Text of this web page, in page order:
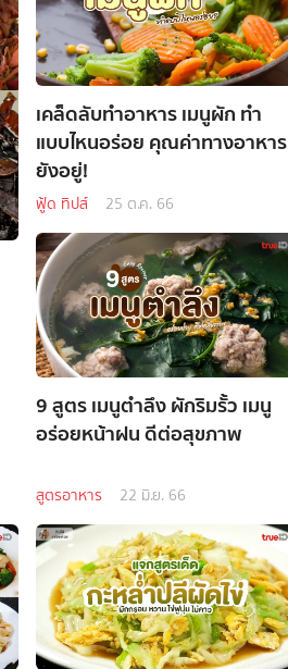
เคล็ดลับทำอาหาร เมนูผัก ทำ
แบบไหนอร่อย คุณค่าทางอาหาร
ยังอยู่!
ฟู้ด ทิปส์ 25 ต.ค. 66
9 สูตร เมนูตำลึง ผักริมรั้ว เมนู
อร่อยหน้าฝน ดีต่อสุขภาพ
สูตรอาหาร 22 มิ.ย. 66